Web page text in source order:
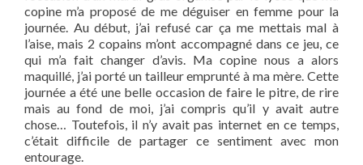
copine m’a proposé de me déguiser en femme pour la
journée. Au début, j’ai refusé car ça me mettais mal à
l’aise, mais 2 copains m’ont accompagné dans ce jeu, ce
qui m’a fait changer d’avis. Ma copine nous a alors
maquillé, j’ai porté un tailleur emprunté à ma mère. Cette
journée a été une belle occasion de faire le pitre, de rire
mais au fond de moi, j’ai compris qu’il y avait autre
chose… Toutefois, il n’y avait pas internet en ce temps,
c’était difficile de partager ce sentiment avec mon
entourage.